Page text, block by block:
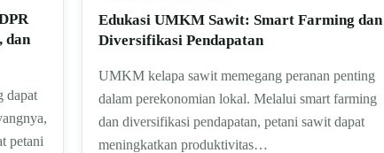
dan
dapat
petani
Edukasi UMKM Sawit: Smart Farming dan
Diversifikasi Pendapatan
UMKM kelapa sawit memegang peranan penting
dalam perekonomian lokal. Melalui smart farming
dan diversifikasi pendapatan, petani sawit dapat
meningkatkan produktivitas…